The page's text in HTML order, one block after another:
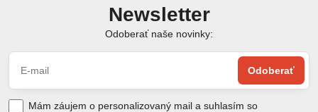
Newsletter
Odoberať naše novinky:
Odoberať
Mám záujem o personalizovaný mail a suhlasím so